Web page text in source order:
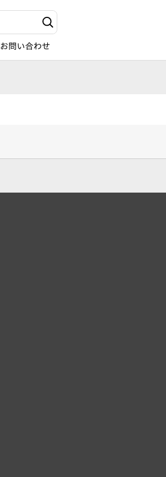
お問い合わせ